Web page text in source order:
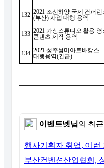
132 2021 조선해양 국제 컨퍼런
(부산) 사업 대행 용역
133 2021 가상스튜디오 활용 영
콘텐츠 제작 용역
134 2021 성주썸머아트바캉스
대행용역(긴급)
이벤트넷님의 최